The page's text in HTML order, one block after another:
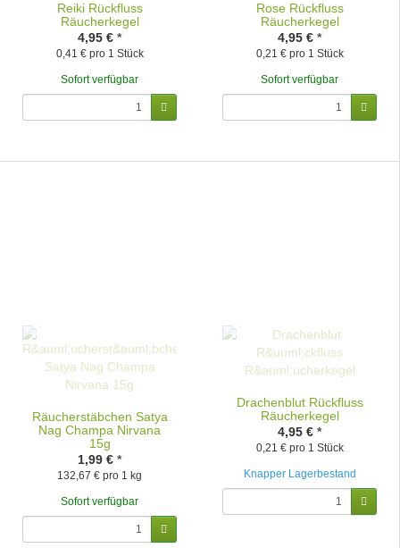
Reiki Rückfluss
Räucherkegel
4,95 € *
0,41 € pro 1 Stück
Sofort verfügbar
Rose Rückfluss
Räucherkegel
4,95 € *
0,21 € pro 1 Stück
Sofort verfügbar
Räucherstäbchen Satya
Nag Champa Nirvana
15g
1,99 € *
132,67 € pro 1 kg
Sofort verfügbar
Drachenblut Rückfluss
Räucherkegel
4,95 € *
0,21 € pro 1 Stück
Knapper Lagerbestand